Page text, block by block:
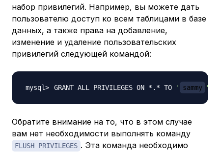
набор привилегий. Например, вы можете дать
пользователю доступ ко всем таблицами в базе
данных, а также права на добавление,
изменение и удаление пользовательских
привилегий следующей командой:
GRANT ALL PRIVILEGES ON *.* TO ' sammy '
Обратите внимание на то, что в этом случае
вам нет необходимости выполнять команду
FLUSH PRIVILEGES . Эта команда необходимо